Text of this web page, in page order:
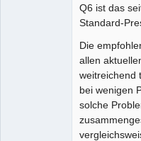
Q6 ist das
Standard-
Die
allen
weitreichend
bei wenigen
solche